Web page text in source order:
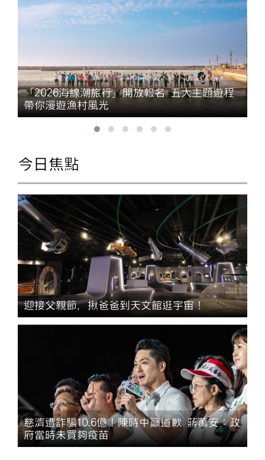
「2026海線潮旅行」開放報名 五大主題遊程
帶你漫遊漁村風光
今日焦點
迎接父親節，揪爸爸到天文館逛宇宙！
慈濟遭詐騙10.6億！陳時中籲道歉 蔣萬安：政
府當時未買夠疫苗